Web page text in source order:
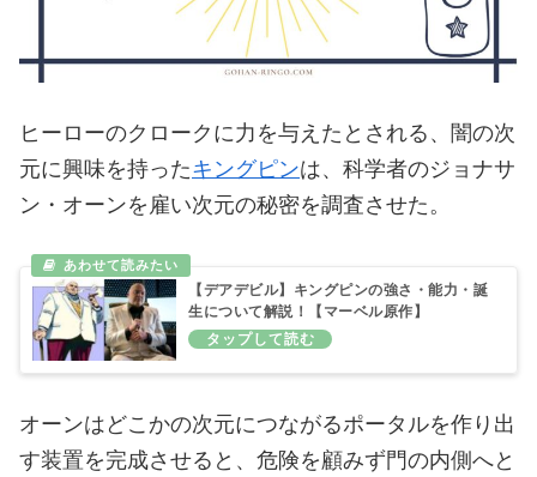
ヒーローのクロークに力を与えたとされる、闇の次
元に興味を持ったキングピンは、科学者のジョナサ
ン・オーンを雇い次元の秘密を調査させた。
【デアデビル】キングピンの強さ・能力・誕
生について解説！【マーベル原作】
オーンはどこかの次元につながるポータルを作り出
す装置を完成させると、危険を顧みず門の内側へと